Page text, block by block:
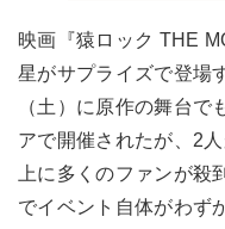
映画『猿ロック THE
星がサプライズで登場
（土）に原作の舞台
アで開催されたが、2
上に多くのファンが
でイベント自体がわず